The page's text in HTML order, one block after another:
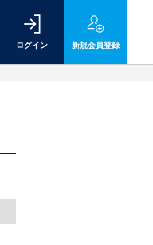
ログイン 新規会員登録